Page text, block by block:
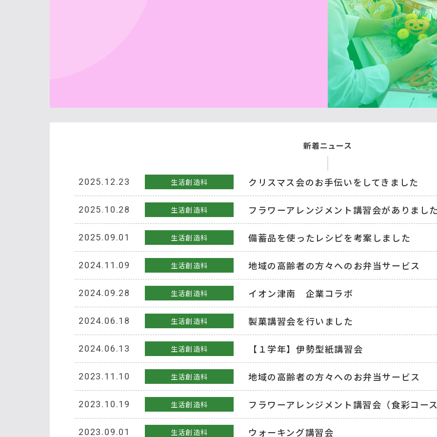
新着ニュース
2025.12.23 生活創造科 クリスマス会のお手伝いをしてきました
2025.10.28 生活創造科 フラワーアレンジメント講習会がありまし
2025.09.01 生活創造科 備蓄品を使ったレシピを考案しました
2024.11.09 生活創造科 地域の高齢者の方々へのお弁当サービス
2024.09.28 生活創造科 イオン津南 企業コラボ
2024.06.18 生活創造科 製菓講習会を行いました
2024.06.13 生活創造科 【１学年】伊勢型紙講習会
2023.11.10 生活創造科 地域の高齢者の方々へのお弁当サービス
2023.10.19 生活創造科 フラワーアレンジメント講習会（食彩コー
2023.09.01 生活創造科 ウォーキング講習会